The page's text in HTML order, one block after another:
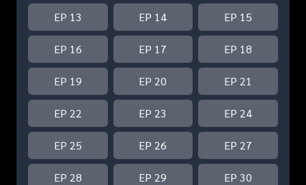
EP 13 EP 14 EP 15
EP 16 EP 17 EP 18
EP 19 EP 20 EP 21
EP 22 EP 23 EP 24
EP 25 EP 26 EP 27
EP 28 EP 29 EP 30